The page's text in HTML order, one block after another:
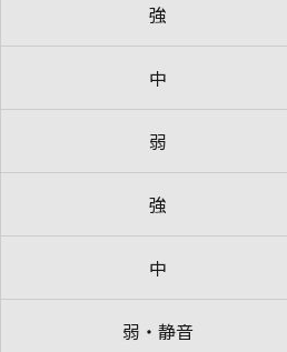
強
中
弱
強
中
弱・静音